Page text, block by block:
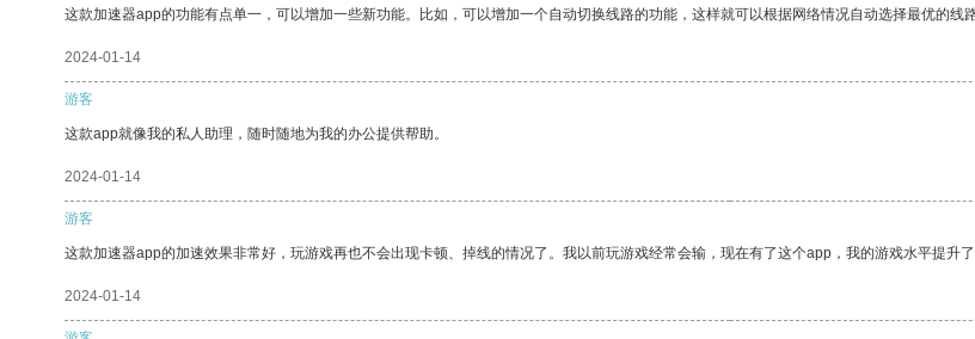
这款加速器app的功能有点单一，可以增加一些新功能。比如，可以增加一个自动切换线路的功能，这样就可以根据网络情况自动选择最优的线
2024-01-14
游客
这款app就像我的私人助理，随时随地为我的办公提供帮助。
2024-01-14
游客
这款加速器app的加速效果非常好，玩游戏再也不会出现卡顿、掉线的情况了。我以前玩游戏经常会输，现在有了这个app，我的游戏水平提升了
2024-01-14